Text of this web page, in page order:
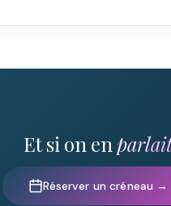
Et si on en
Réserver un créneau →